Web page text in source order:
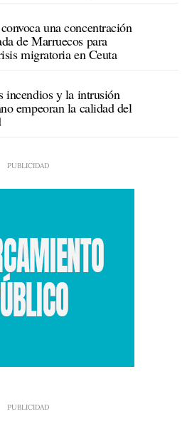
una concentración
de Marruecos para
migratoria en Ceuta
incendios y la intrusión
empeoran la calidad del